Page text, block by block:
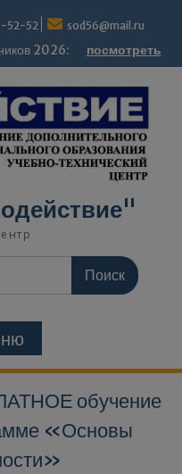
52-52 sod56@mail.ru
2026: посмотреть
обучение
«Основы